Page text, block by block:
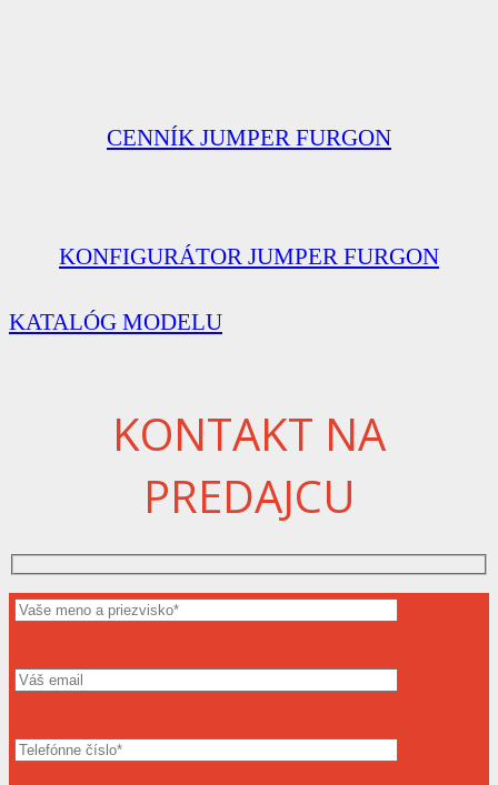
CENNÍK JUMPER FURGON
KONFIGURÁTOR JUMPER FURGON
KATALÓG MODELU
KONTAKT NA
PREDAJCU